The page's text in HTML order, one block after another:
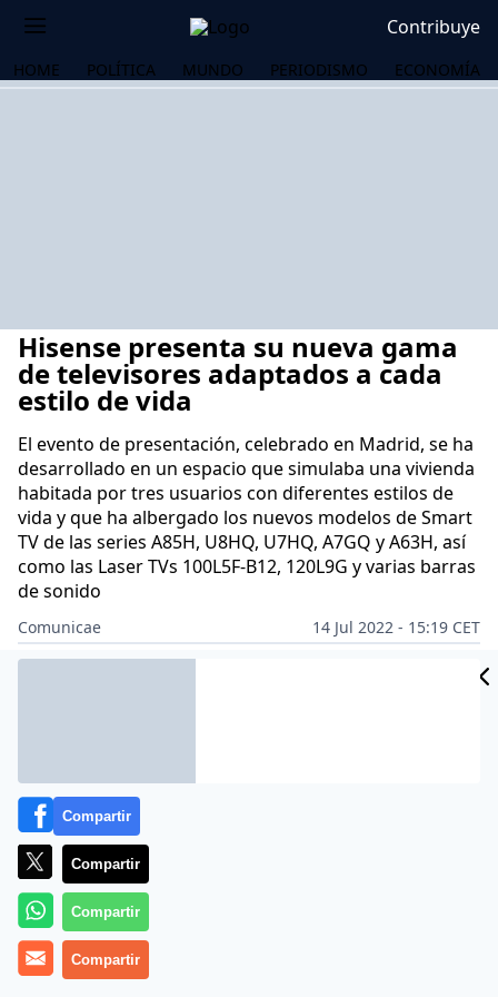
Contribuye
HOME POLÍTICA MUNDO PERIODISMO ECONOMÍA
Hisense presenta su nueva gama
de televisores adaptados a cada
estilo de vida
El evento de presentación, celebrado en Madrid, se ha
desarrollado en un espacio que simulaba una vivienda
habitada por tres usuarios con diferentes estilos de
vida y que ha albergado los nuevos modelos de Smart
TV de las series A85H, U8HQ, U7HQ, A7GQ y A63H, así
como las Laser TVs 100L5F-B12, 120L9G y varias barras
de sonido
Comunicae
14 Jul 2022 - 15:19 CET
Archivado en:
Compartir
Compartir
Compartir
Compartir